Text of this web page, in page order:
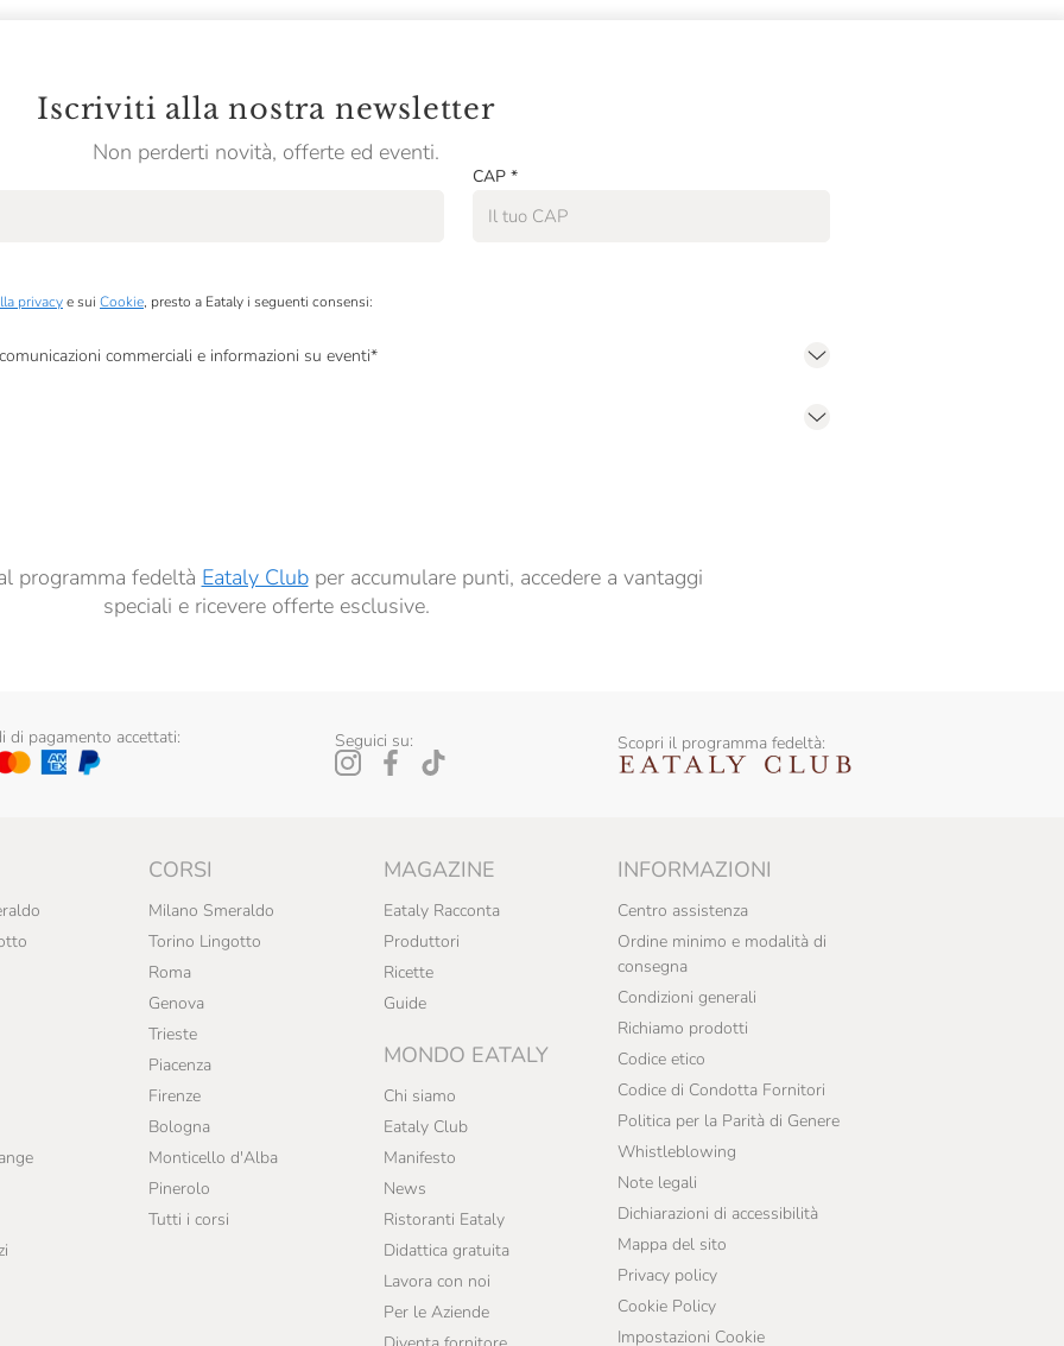
Iscriviti alla nostra newsletter
Non perderti novità, offerte ed eventi.
CAP *
privacye sui Cookie, presto a Eataly i seguenti consensi:
commerciali e informazioni su eventi*
programma fedeltà Eataly Clubper accumulare punti, accedere a vantaggi
speciali e ricevere offerte esclusive.
di pagamento accettati: Seguici su: Scopri il programma fedeltà:
CORSI
Milano Smeraldo
Torino Lingotto
Roma
Genova
Trieste
Piacenza
Firenze
Bologna
Monticello d'Alba
Pinerolo
Tutti i corsi
MAGAZINE
Eataly Racconta
Produttori
Ricette
Guide
MONDO EATALY
Chi siamo
Eataly Club
Manifesto
News
Ristoranti Eataly
Didattica gratuita
Lavora con noi
Per le Aziende
INFORMAZIONI
Centro assistenza
Ordine minimo e modalità di
consegna
Condizioni generali
Richiamo prodotti
Codice etico
Codice di Condotta Fornitori
Politica per la Parità di Genere
Whistleblowing
Note legali
Dichiarazioni di accessibilità
Mappa del sito
Privacy policy
Cookie Policy
Impostazioni Cookie